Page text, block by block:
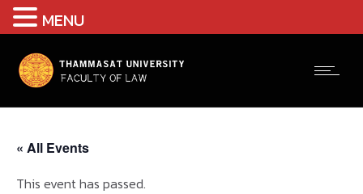
« All Events
This event has passed.
MENU